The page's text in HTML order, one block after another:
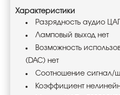
Характеристики
Разрядность аудио
Ламповый выход нет
Возможность
(DAC) нет
Соотношение сигнал/
Коэффициент